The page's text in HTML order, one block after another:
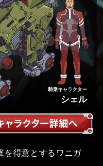
騎乗キャラクター
シェル
を得意とするワニガ